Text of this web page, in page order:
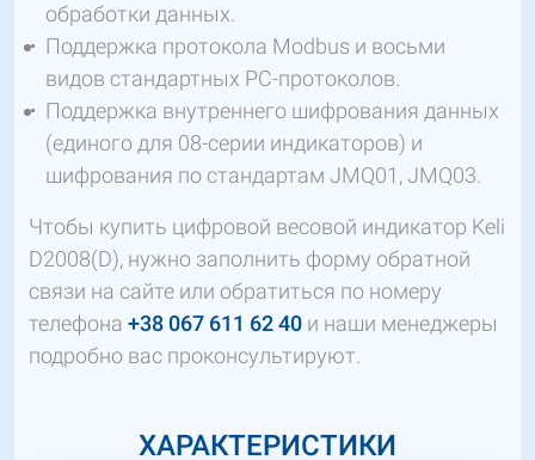
обработки данных.
Поддержка протокола Modbus и восьми
видов стандартных PC-протоколов.
Поддержка внутреннего шифрования данных
(единого для 08-серии индикаторов) и
шифрования по стандартам JMQ01, JMQ03.
Чтобы купить цифровой весовой индикатор Keli
D2008(D), нужно заполнить форму обратной
связи на сайте или обратиться по номеру
телефона +38 067 611 62 40 и наши менеджеры
подробно вас проконсультируют.
ХАРАКТЕРИСТИКИ